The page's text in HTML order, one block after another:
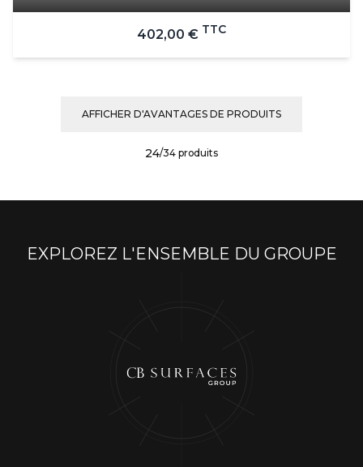
402,00 € TTC
24/34produits
AFFICHER D'AVANTAGES DE PRODUITS
EXPLOREZ L'ENSEMBLE DU GROUPE